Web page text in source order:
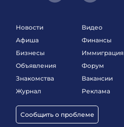
Новости
Афиша
Бизнесы
Объявления
Знакомства
Журнал
Сообщить о проблеме
Видео
Финансы
Иммиграция
Форум
Вакансии
Реклама